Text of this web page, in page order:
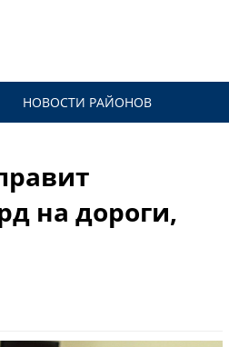
НОВОСТИ РАЙОНОВ
на дороги,